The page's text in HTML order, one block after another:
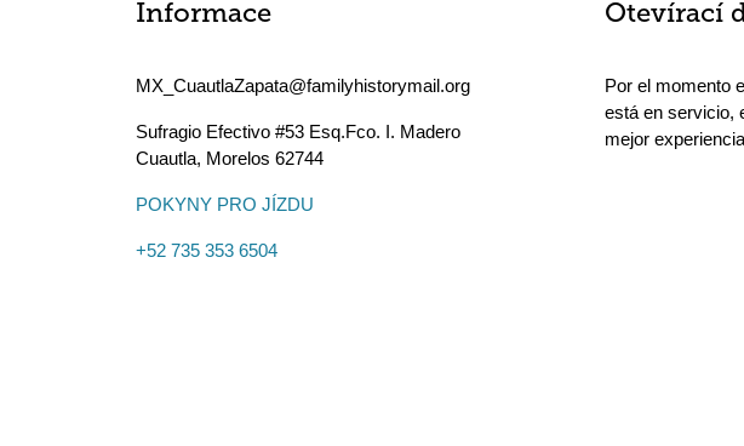
Informace
MX_CuautlaZapata@familyhistorymail.org
Sufragio Efectivo #53 Esq.Fco. I. Madero
Cuautla, Morelos 62744
POKYNY PRO JÍZDU
+52 735 353 6504
Otevírací
Por el momento
está en servicio,
mejor